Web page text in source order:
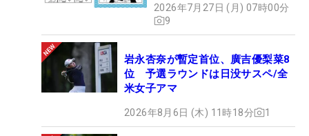
2026年7月27日 (月) 07時00分
9
岩永杏奈が暫定首位、廣吉優梨菜8
位 予選ラウンドは日没サスペ/全
米女子アマ
2026年8月6日 (木) 11時18分 1